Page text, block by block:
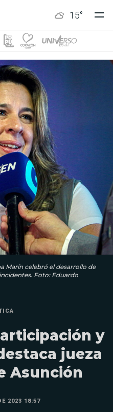
15°
Marín celebró el desarrollo de
Foto: Eduardo
y
jueza
Asunción
2023 18:57